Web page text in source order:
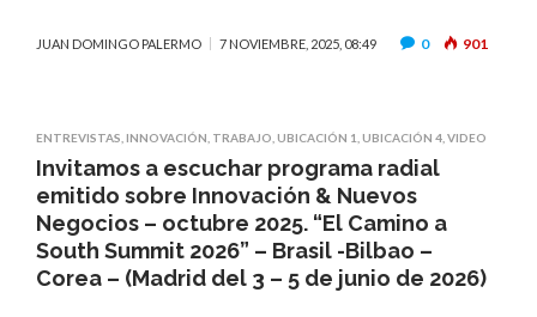
JUAN DOMINGO PALERMO 7 NOVIEMBRE, 2025, 08:49 0 901
ENTREVISTAS INNOVACIÓN TRABAJO UBICACIÓN 1 UBICACIÓN 4 VIDEO
Invitamos a escuchar programa radial
emitido sobre Innovación & Nuevos
Negocios – octubre 2025. “El Camino a
South Summit 2026” – Brasil -Bilbao –
Corea – (Madrid del 3 – 5 de junio de 2026)